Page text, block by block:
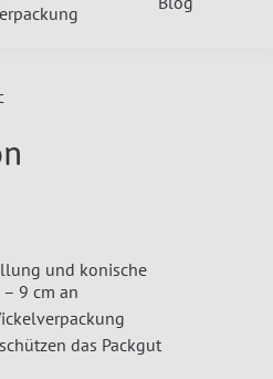
und konische
9 cm an
das Packgut